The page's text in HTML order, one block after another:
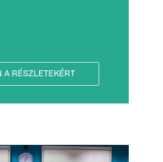
A RÉSZLETEKÉRT